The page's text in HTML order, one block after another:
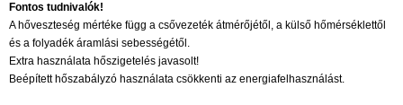
Fontos tudnivalók!
A hőveszteség mértéke függ a csővezeték átmérőjétől, a külső hőmérséklettől
és a folyadék áramlási sebességétől.
Extra használata hőszigetelés javasolt!
Beépített hőszabályzó használata csökkenti az energiafelhasználást.